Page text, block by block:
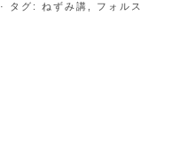
· タグ:ねずみ講
フォルス